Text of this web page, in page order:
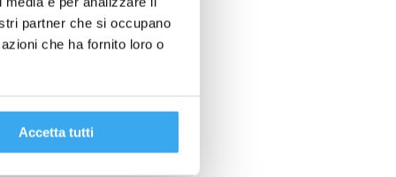
partner che si occupano
che ha fornito loro o
Accetta tutti
più diffuse di attrazione e
i dipendenti ambasciatori
dipendenti demotivati,
e del servizio di
se non attraverso il